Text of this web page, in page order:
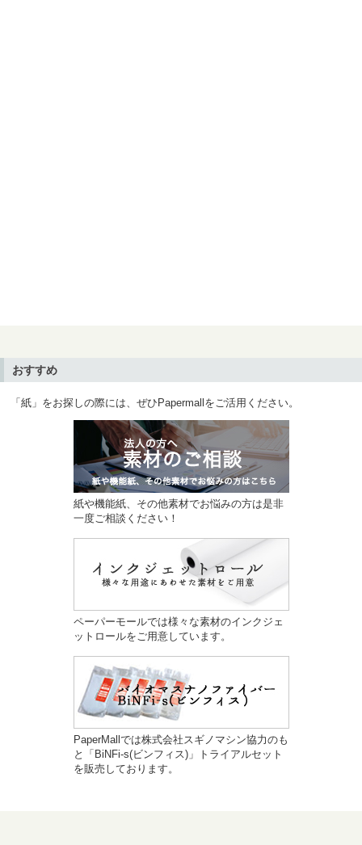
おすすめ
「紙」をお探しの際には、ぜひPapermallをご活用ください。
紙や機能紙、その他素材でお悩みの方は是非
一度ご相談ください！
ペーパーモールでは様々な素材のインクジェ
ットロールをご用意しています。
PaperMallでは株式会社スギノマシン協力のも
と「BiNFi-s(ビンフィス)」トライアルセット
を販売しております。